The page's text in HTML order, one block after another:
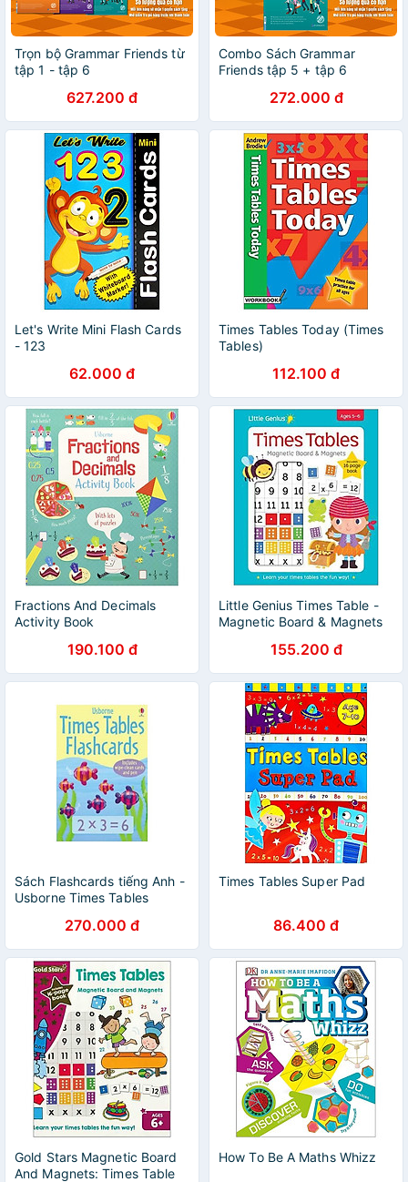
Trọn bộ Grammar Friends từ
tập 1 - tập 6
627.200 đ
Combo Sách Grammar
Friends tập 5 + tập 6
272.000 đ
Let's Write Mini Flash Cards
- 123
62.000 đ
Times Tables Today (Times
Tables)
112.100 đ
Fractions And Decimals
Activity Book
190.100 đ
Little Genius Times Table -
Magnetic Board & Magnets
155.200 đ
Sách Flashcards tiếng Anh -
Usborne Times Tables
270.000 đ
Times Tables Super Pad
86.400 đ
Gold Stars Magnetic Board
And Magnets: Times Table
How To Be A Maths Whizz